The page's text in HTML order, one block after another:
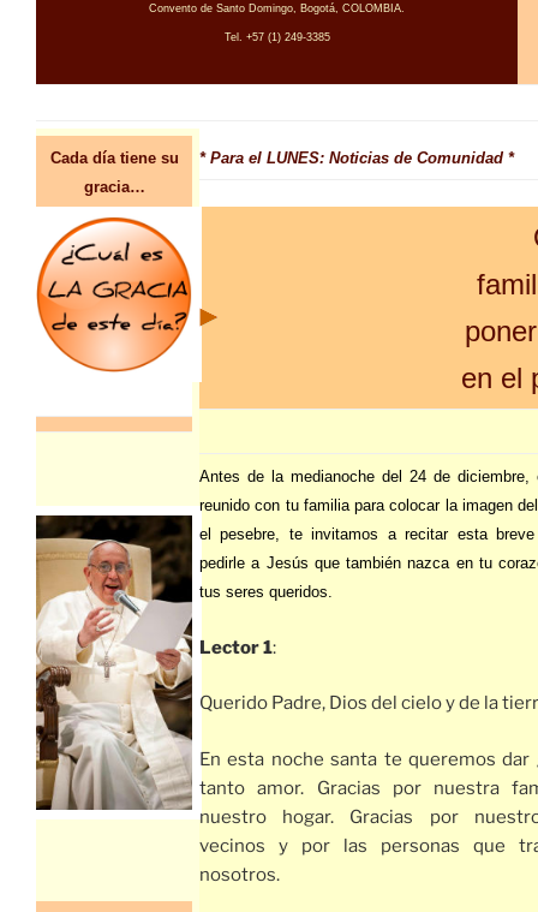
Convento de Santo Domingo, Bogotá, COLOMBIA.
Tel. +57 (1) 249-3385
Cada día tiene su
gracia…
* Para el LUNES: Noticias de Comunidad *
en el
Antes de la medianoche del 24 de diciembre,
reunido con tu familia para colocar la imagen
el pesebre, te invitamos a recitar esta breve
pedirle a Jesús que también nazca en tu
tus seres queridos.
Lector 1:
Querido Padre, Dios del cielo y de la
En esta noche santa te queremos dar
tanto amor. Gracias por nuestra
nuestro hogar. Gracias por
vecinos y por las personas que
nosotros.